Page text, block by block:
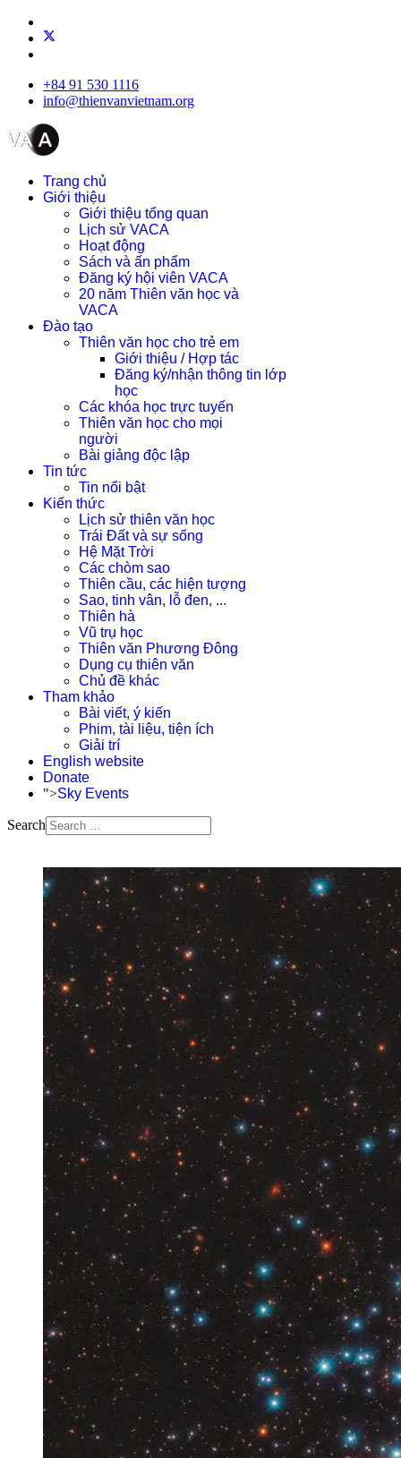
+84 91 530 1116
info@thienvanvietnam.org
Trang chủ
Giới thiệu
Giới thiệu tổng quan
Lịch sử VACA
Hoạt động
Sách và ấn phẩm
Đăng ký hội viên VACA
20 năm Thiên văn học và
VACA
Đào tạo
Thiên văn học cho trẻ em
Giới thiệu / Hợp tác
Đăng ký/nhận thông tin lớp
học
Các khóa học trực tuyến
Thiên văn học cho mọi
người
Bài giảng độc lập
Tin tức
Tin nổi bật
Kiến thức
Lịch sử thiên văn học
Trái Đất và sự sống
Hệ Mặt Trời
Các chòm sao
Thiên cầu, các hiện tượng
Sao, tinh vân, lỗ đen, ...
Thiên hà
Vũ trụ học
Thiên văn Phương Đông
Dụng cụ thiên văn
Chủ đề khác
Tham khảo
Bài viết, ý kiến
Phim, tài liệu, tiện ích
Giải trí
English website
Donate
">Sky Events
Search